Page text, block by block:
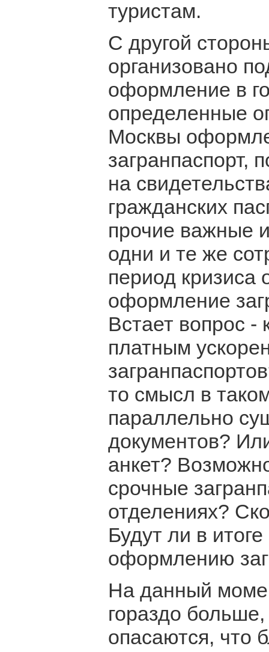
туристам.
С другой
организовано
оформление в
определенные
Москвы
загранпаспорт,
на
гражданских
прочие важные
одни и те же
период кризиса
оформление
Встает вопрос -
платным
то смысл в
параллельно
документов?
анкет?
срочные
отделениях?
Будут ли в
оформлению
На данный
гораздо
опасаются, что